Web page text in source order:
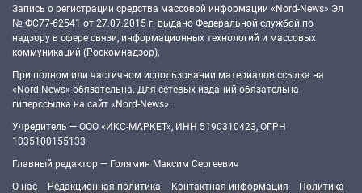
Запись о регистрации средства массовой информации «Nord-News» Эл
№ ФС77-62541 от 27.07.2015 г. выдано Федеральной службой по
надзору в сфере связи, информационных технологий и массовых
коммуникаций (Роскомнадзор).
При полном или частичном использовании материалов ссылка на
«Nord-News» обязательна. Для сетевых изданий обязательна
гиперссылка на сайт «Nord-News».
Учредитель — ООО «ИКС-МАРКЕТ», ИНН 5190310423, ОГРН
1035100155133
Главный редактор — Голямин Максим Сергеевич
О нас
Редакционная политика Контактная информация Политика